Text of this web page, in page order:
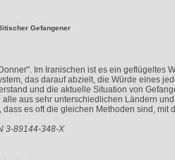
Gefangener
Im Iranischen ist es ein
das darauf abzielt, die Würde eines
und die aktuelle Situation von
aus sehr unterschiedlichen Ländern
es oft die gleichen Methoden sind,
3-89144-348-X